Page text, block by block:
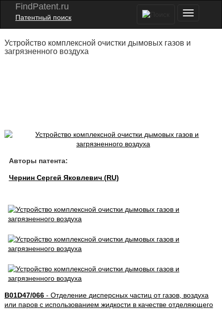
FindPatent.ru
Патентный поиск
Устройство комплексной очистки дымовых газов и
загрязненного воздуха
Авторы патента:
Чернин Сергей Яковлевич (RU)
B01D47/066- Отделение дисперсных частиц от газов, воздуха
или паров с использованием жидкости в качестве отделяющего